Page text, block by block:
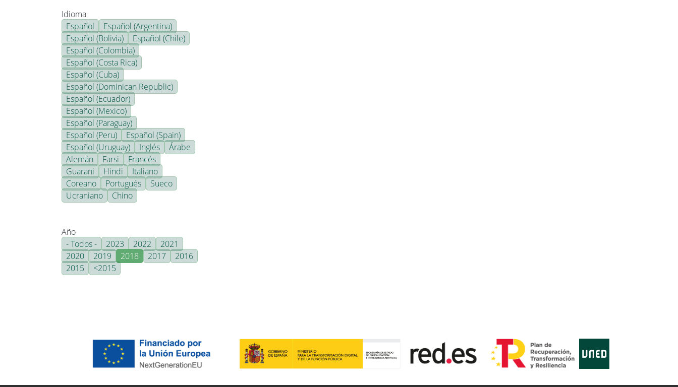
Idioma
Español
Español (Argentina)
Español (Bolivia)
Español (Chile)
Español (Colombia)
Español (Costa Rica)
Español (Cuba)
Español (Dominican Republic)
Español (Ecuador)
Español (Mexico)
Español (Paraguay)
Español (Peru)
Español (Spain)
Español (Uruguay)
Inglés
Árabe
Alemán
Farsi
Francés
Guarani
Hindi
Italiano
Coreano
Portugués
Sueco
Ucraniano
Chino
Año
- Todos -
2023 2022
2021
2020
2019 2018 2017
2016
2015
<2015